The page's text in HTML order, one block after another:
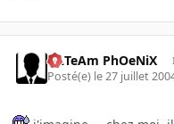
ULTeAm PhOeNiX
Posté(e) le 27 juillet